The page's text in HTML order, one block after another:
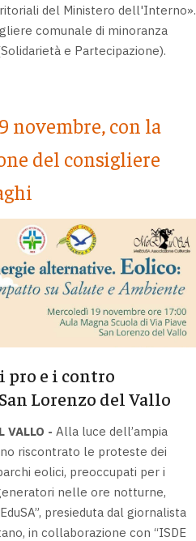
del Ministero dell'Interno».
comunale di minoranza
e Partecipazione).
novembre, con la
del consigliere
pro e i contro
Lorenzo del Vallo
VALLO - Alla luce dell’ampia
riscontrato le proteste dei
eolici, preoccupati per i
nelle ore notturne,
presieduta dal giornalista
in collaborazione con “ISDE